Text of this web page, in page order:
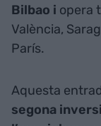
Bilbao i opera
València,
París.
Aquesta
segona